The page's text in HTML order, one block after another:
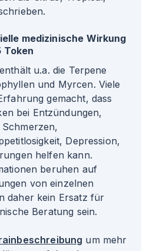
medizinische Wirkung
Token
u.a. die Terpene
und Myrcen. Viele
gemacht, dass
bei Entzündungen,
Depression,
helfen kann.
beruhen auf
von einzelnen
daher kein Ersatz für
Beratung sein.
um mehr